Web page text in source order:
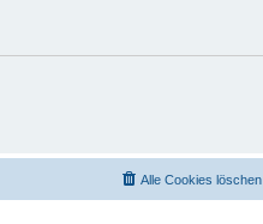
Alle Cookies löschen